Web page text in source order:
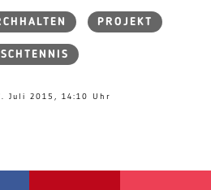
PROJEKT
Juli 2015, 14:10 Uhr